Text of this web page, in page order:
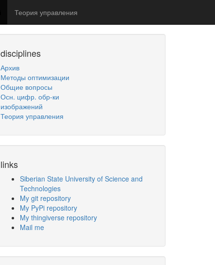
Теория управления
disciplines
Архив
Методы оптимизации
Общие вопросы
Осн. цифр. обр-ки
изображений
Теория управления
links
Siberian State University of Science and
Technologies
My git repository
My PyPi repository
My thingiverse repository
Mail me